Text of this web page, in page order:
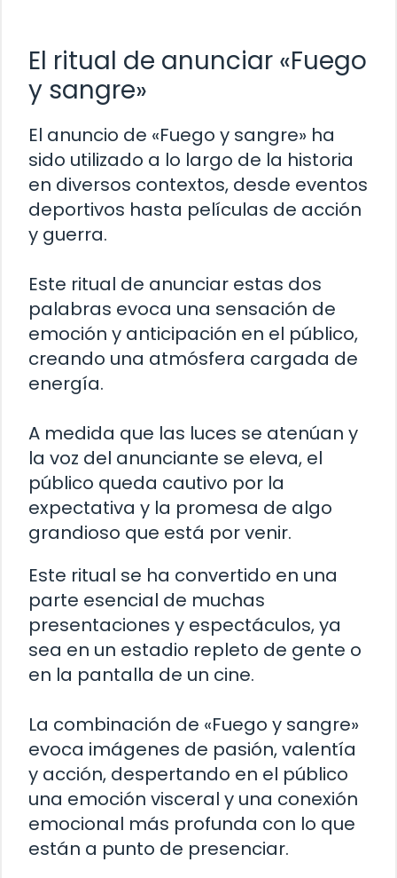
El ritual de anunciar «Fuego
y sangre»
El anuncio de «Fuego y sangre» ha
sido utilizado a lo largo de la historia
en diversos contextos, desde eventos
deportivos hasta películas de acción
y guerra.
Este ritual de anunciar estas dos
palabras evoca una sensación de
emoción y anticipación en el público,
creando una atmósfera cargada de
energía.
A medida que las luces se atenúan y
la voz del anunciante se eleva, el
público queda cautivo por la
expectativa y la promesa de algo
grandioso que está por venir.
Este ritual se ha convertido en una
parte esencial de muchas
presentaciones y espectáculos, ya
sea en un estadio repleto de gente o
en la pantalla de un cine.
La combinación de «Fuego y sangre»
evoca imágenes de pasión, valentía
y acción, despertando en el público
una emoción visceral y una conexión
emocional más profunda con lo que
están a punto de presenciar.